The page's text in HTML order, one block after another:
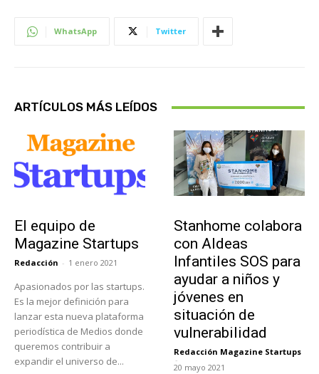
WhatsApp Twitter
ARTÍCULOS MÁS LEÍDOS
El equipo de
Magazine Startups
Redacción - 1 enero 2021
Apasionados por las startups.
Es la mejor definición para
lanzar esta nueva plataforma
periodística de Medios donde
queremos contribuir a
expandir el universo de...
Stanhome colabora
con Aldeas
Infantiles SOS para
ayudar a niños y
jóvenes en
situación de
vulnerabilidad
Redacción Magazine Startups
-
20 mayo 2021